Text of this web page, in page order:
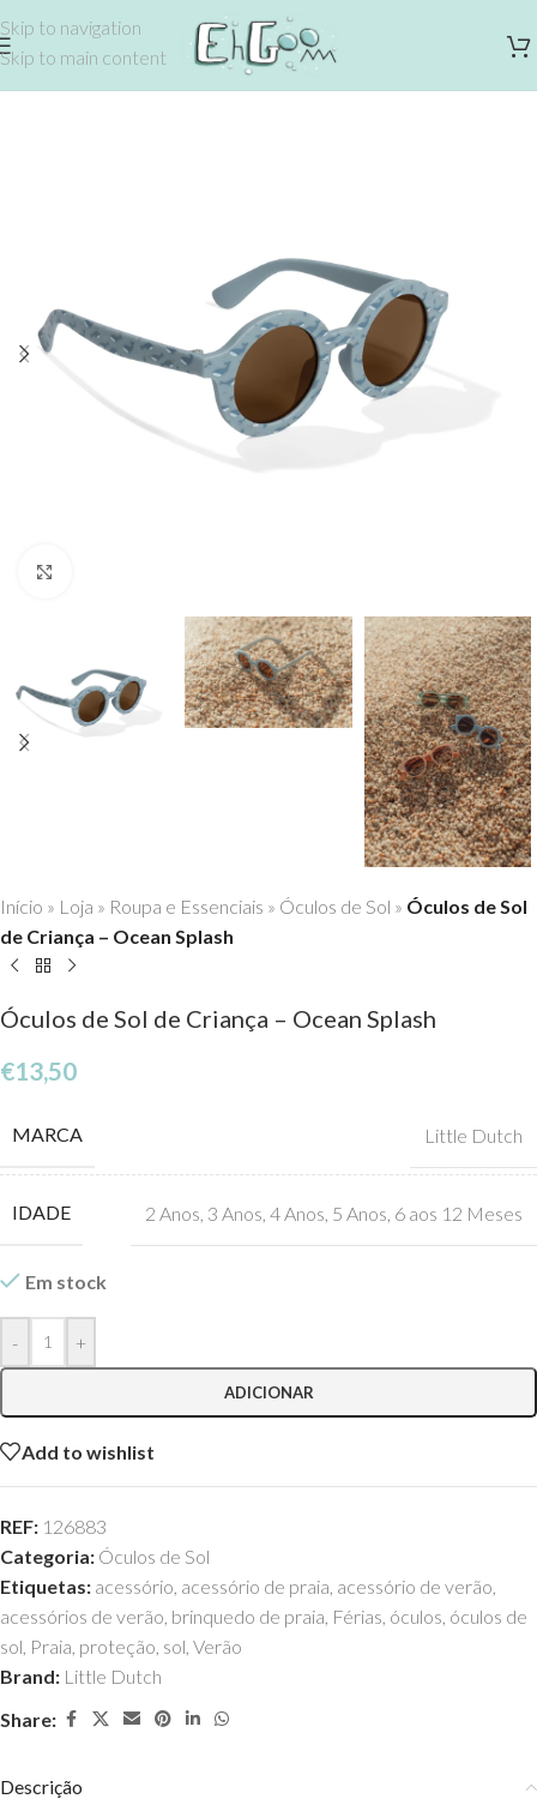
Skip to navigation
Skip to main content
Início » Loja » Roupa e Essenciais » Óculos de Sol » Óculos de Sol
de Criança – Ocean Splash
Óculos de Sol de Criança – Ocean Splash
€13,50
MARCA Little Dutch
IDADE 2 Anos 3 Anos 4 Anos 5 Anos 6 aos 12 Meses
Em stock
- +
ADICIONAR
Add to wishlist
REF: 126883
Categoria: Óculos de Sol
Etiquetas: acessório, acessório de praia, acessório de verão,
acessórios de verão, brinquedo de praia, Férias, óculos, óculos de
sol, Praia, proteção, sol, Verão
Brand: Little Dutch
Share:
Descrição